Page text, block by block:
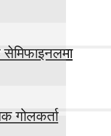
सेमिफाइनलमा
गोलकर्ता